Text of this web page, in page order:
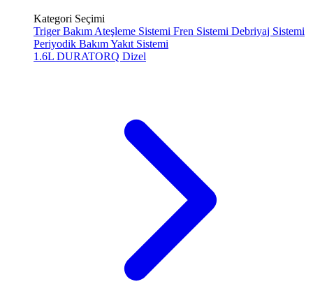
Kategori Seçimi
Triger Bakım Ateşleme Sistemi Fren Sistemi Debriyaj Sistemi
Periyodik BakımYakıt Sistemi
1.6L DURATORQ Dizel